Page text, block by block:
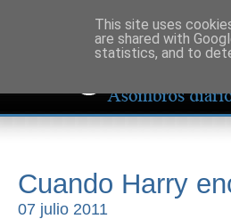
Cuando Harry
07 julio 2011
This site uses
are shared with
statistics, and to